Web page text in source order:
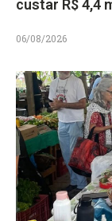
custar R$ 4,4
06/08/2026